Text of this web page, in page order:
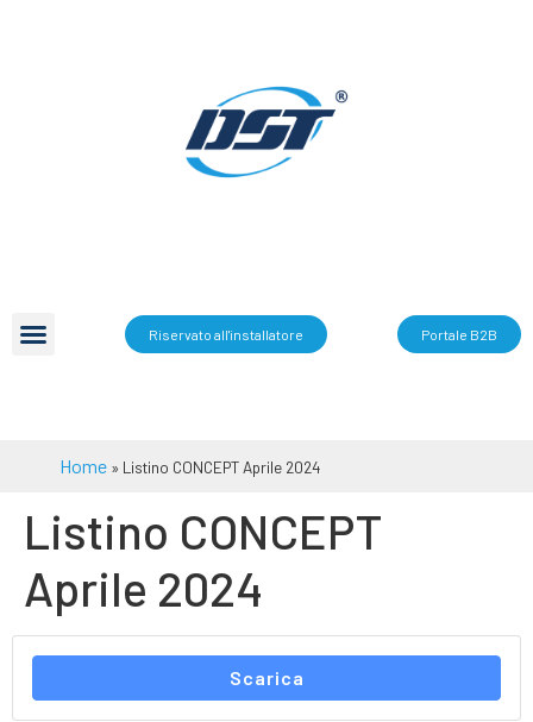
Riservato all'installatore Portale B2B
Home » Listino CONCEPT Aprile 2024
Listino CONCEPT
Aprile 2024
Scarica